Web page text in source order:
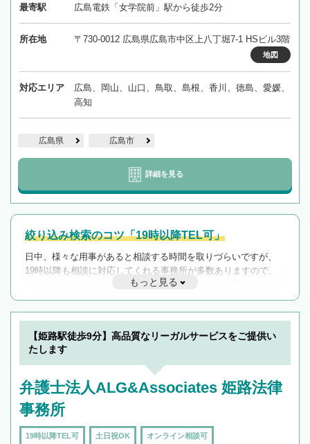
最寄駅 広島電鉄「女学院前」駅から徒歩2分
所在地 〒730-0012 広島県広島市中区上八丁堀7-1 HSビル3階
地図
対応エリア
広島、岡山、山口、鳥取、島根、香川、徳島、愛媛、
高知
広島県 広島市
詳細を見る
絞り込み検索のコツ「19時以降TEL可」
日中、様々な用事があると相談する時間を取りづらいですが、
19時以降も相談に対応してくれる事務所が多数ありますので、
遅い時間の相談が増えそうな場合はそのような事務所に絞り込
んで検索してみましょう。
19時以降TEL可の条件
を加えて再検索
もっと見る
【姫路駅徒歩9分】高品質なリーガルサービスをご提供い
たします
弁護士法人ALG&Associates 姫路法律
事務所
19時以降TEL可 土日祝OK オンライン相談可